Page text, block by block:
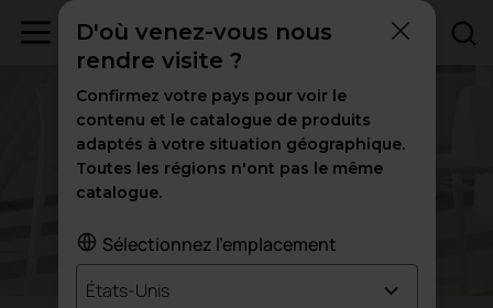
D'où venez-vous nous
rendre visite ?
Confirmez votre pays pour voir le
contenu et le catalogue de produits
adaptés à votre situation géographique.
Toutes les régions n'ont pas le même
catalogue.
Sélectionnez l'emplacement
États-Unis